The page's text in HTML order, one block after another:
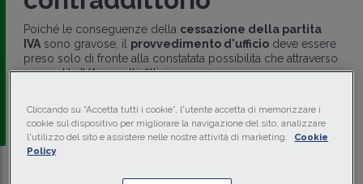
Poiché le conseguenze della cessazione della partita
IVAsono gravose, il provvedimento d'ufficiodeve essere
preso solo di fronte alla constatata possibilità che attraverso
una partita IVA in realtà fittizia possono essere commesse
diMassimo Romeo- Esperto fiscale e pubblicista
Ascolta la news
Cliccando su “Accetta tutti i cookie”, l'utente accetta di memorizzare i
cookie sul dispositivo per migliorare la navigazione del sito, analizzare
l'utilizzo del sito e assistere nelle nostre attività di marketing.
Cookie
Policy